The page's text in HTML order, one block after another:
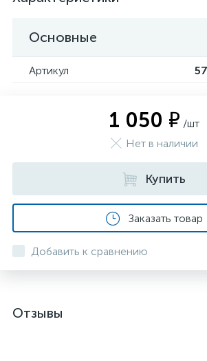
Основные
Артикул
1 050 ₽ /шт
Нет в наличии
Купить
Заказать товар
Добавить к сравнению
Отзывы